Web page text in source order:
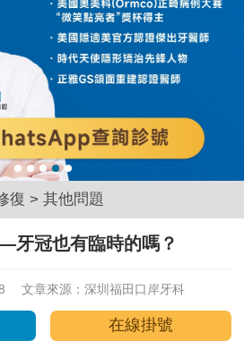
復 > 其他問題
冠也有臨時的嗎？
文章來源： 深圳福田口岸牙科
在線掛號